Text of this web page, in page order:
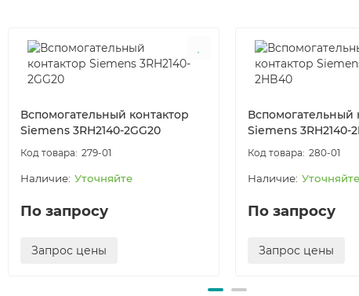
Вспомогательный контактор
Siemens 3RH2140-2GG20
279-01
Уточняйте
По запросу
Запрос цены
Вспомогательный
Siemens 3RH2140-
280-01
Уточняйте
По запросу
Запрос цены